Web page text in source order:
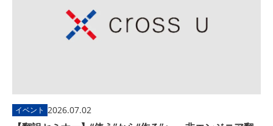
イベント 2026.07.02